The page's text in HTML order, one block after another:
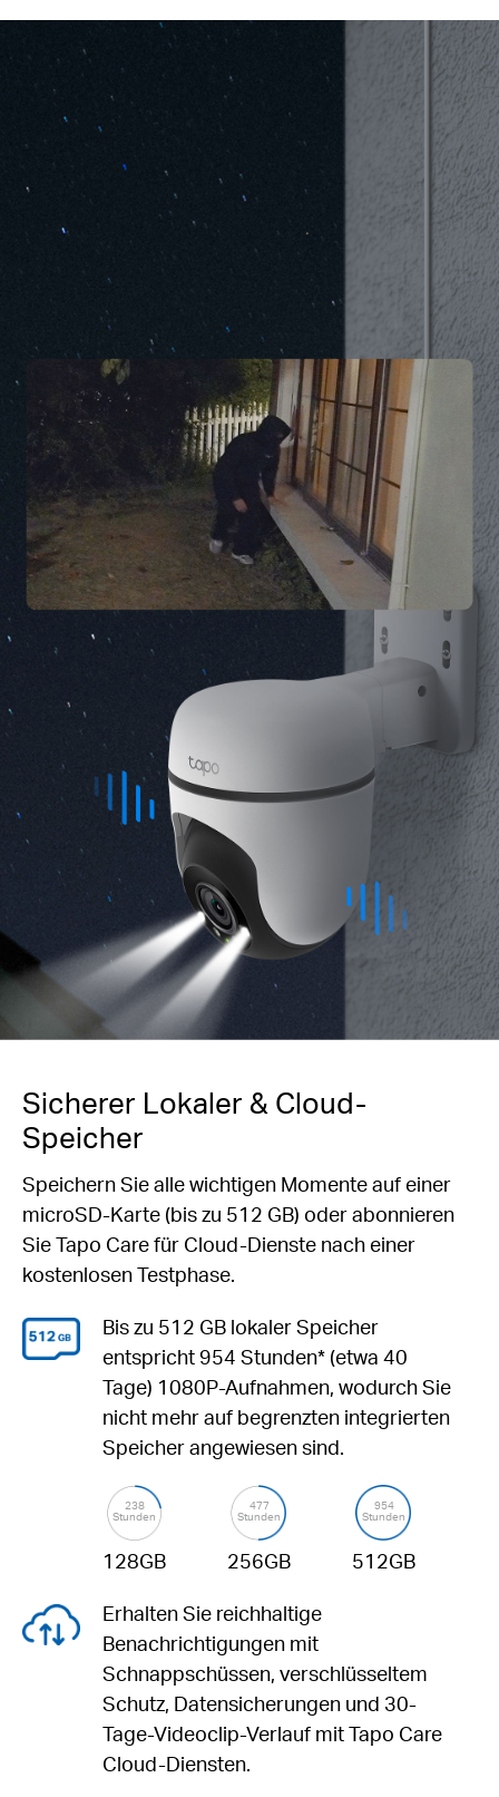
Sicherer Lokaler & Cloud-
Speicher
Speichern Sie alle wichtigen Momente auf einer
microSD-Karte (bis zu 512 GB) oder abonnieren
Sie Tapo Care für Cloud-Dienste nach einer
kostenlosen Testphase.
Bis zu 512 GBlokaler Speicher
entspricht 954 Stunden* (etwa 40
Tage) 1080P-Aufnahmen, wodurch Sie
nicht mehr auf begrenzten integrierten
Speicher angewiesen sind.
238
Stunden
128GB
477
Stunden
256GB
954
Stunden
512GB
Erhalten Sie reichhaltige
Benachrichtigungen mit
Schnappschüssen, verschlüsseltem
Schutz, Datensicherungen und 30-
Tage-Videoclip-Verlauf mit Tapo Care
Cloud-Diensten.